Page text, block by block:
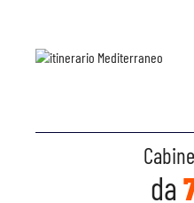
da